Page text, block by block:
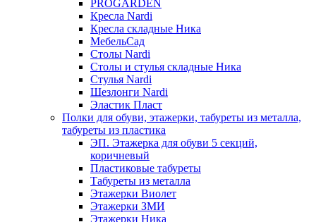
PROGARDEN
Кресла Nardi
Кресла складные Ника
МебельСад
Столы Nardi
Столы и стулья складные Ника
Стулья Nardi
Шезлонги Nardi
Эластик Пласт
Полки для обуви, этажерки, табуреты из металла,
табуреты из пластика
ЭП. Этажерка для обуви 5 секций,
коричневый
Пластиковые табуреты
Табуреты из металла
Этажерки Виолет
Этажерки ЗМИ
Этажерки Ника